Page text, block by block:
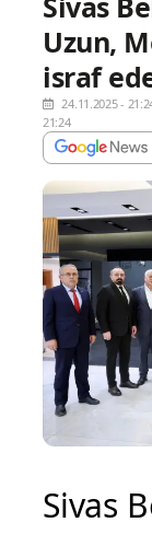
Uzun,
israf
24.11.2025 -
21:24
Sivas